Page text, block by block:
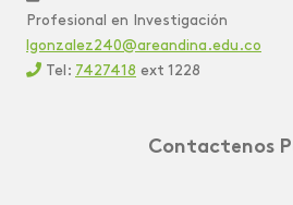
Profesional en Investigación
lgonzalez240@areandina.edu.co
Tel: 7427418 ext 1228
Contactenos